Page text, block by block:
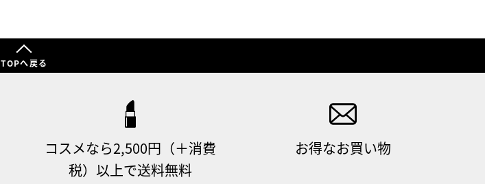
TOPへ戻る
コスメなら2,500円（＋消費
税）以上で送料無料
お得なお買い物